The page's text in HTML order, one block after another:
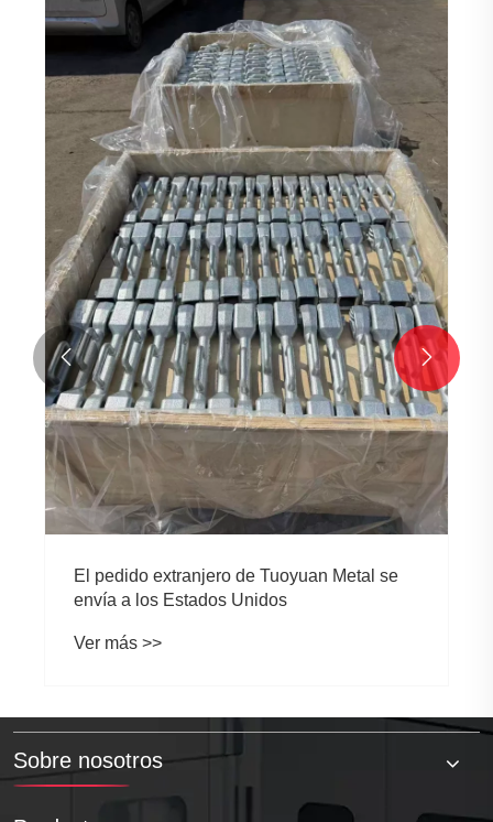
El pedido extranjero de Tuoyuan Metal se
envía a los Estados Unidos
Ver más >>
 
Sobre nosotros